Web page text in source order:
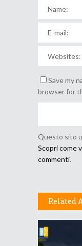
Save my
browser for
Questo sito
Scopri come
commenti.
Related